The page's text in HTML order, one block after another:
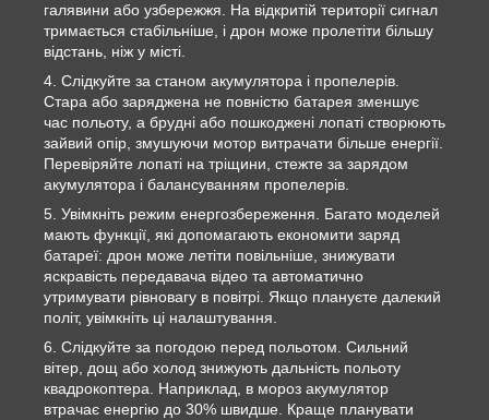
галявини або узбережжя. На відкритій території сигнал
тримається стабільніше, і дрон може пролетіти більшу
відстань, ніж у місті.
Слідкуйте за станом акумулятора і пропелерів.
Стара або заряджена не повністю батарея зменшує
час польоту, а брудні або пошкоджені лопаті створюють
зайвий опір, змушуючи мотор витрачати більше енергії.
Перевіряйте лопаті на тріщини, стежте за зарядом
акумулятора і балансуванням пропелерів.
Увімкніть режим енергозбереження. Багато моделей
мають функції, які допомагають економити заряд
батареї: дрон може летіти повільніше, знижувати
яскравість передавача відео та автоматично
утримувати рівновагу в повітрі. Якщо плануєте далекий
політ, увімкніть ці налаштування.
Слідкуйте за погодою перед польотом. Сильний
вітер, дощ або холод знижують дальність польоту
квадрокоптера. Наприклад, в мороз акумулятор
втрачає енергію до 30% швидше. Краще планувати